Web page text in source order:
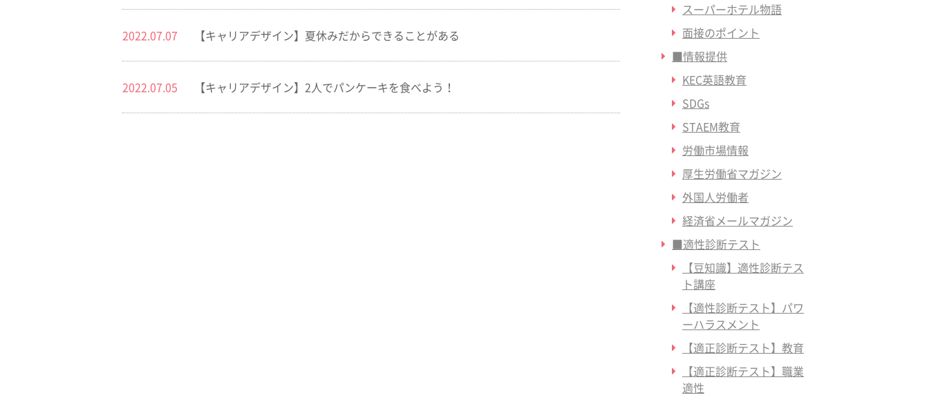
2022.07.07 【キャリアデザイン】夏休みだからできることがある
2022.07.05 【キャリアデザイン】2人でパンケーキを食べよう！
スーパーホテル物語
面接のポイント
■情報提供
KEC英語教育
SDGs
STAEM教育
労働市場情報
厚生労働省マガジン
外国人労働者
経済省メールマガジン
■適性診断テスト
【豆知識】適性診断テス
ト講座
【適性診断テスト】パワ
ーハラスメント
【適正診断テスト】教育
【適正診断テスト】職業
適性